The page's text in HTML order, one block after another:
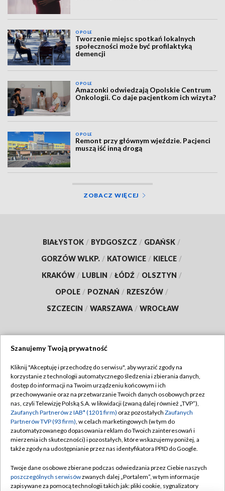
OPOLE
Tworzenie miejsc spotkań lokalnych
społeczności może być profilaktyką
demencji
OPOLE
Amazonki odwiedzają Opolskie Centrum
Onkologii. Co daje pacjentkom ich wizyta?
OPOLE
Remont przy głównym wjeździe. Pacjenci
muszą iść inną drogą
ZOBACZ WIĘCEJ
BIAŁYSTOK / BYDGOSZCZ / GDAŃSK /
GORZÓW WLKP. / KATOWICE / KIELCE /
KRAKÓW / LUBLIN / ŁÓDŹ / OLSZTYN /
OPOLE / POZNAŃ / RZESZÓW /
SZCZECIN / WARSZAWA / WROCŁAW
TVP
Abonament TVP
Emisja w TVP
Centrum informacji TVP
Naziemna Telewizja Cyfrowa
Rada Programowa
Regulamin TVP
Polityka prywatności
Moje zgody
Pomoc
Kontakt
Szanujemy Twoją prywatność
Kliknij "Akceptuję i przechodzę do serwisu", aby wyrazić zgody na
korzystanie z technologii automatycznego śledzenia i zbierania danych,
dostęp do informacji na Twoim urządzeniu końcowym i ich
przechowywanie oraz na przetwarzanie Twoich danych osobowych przez
nas, czyli Telewizję Polską S.A. w likwidacji (zwaną dalej również „TVP”),
Zaufanych Partnerów z IAB* (1201 firm) oraz pozostałych Zaufanych
Partnerów TVP (93 firm), w celach marketingowych (w tym do
zautomatyzowanego dopasowania reklam do Twoich zainteresowań i
mierzenia ich skuteczności) i pozostałych, które wskazujemy poniżej, a
także zgody na udostępnianie przez nas identyfikatora PPID do Google.
Twoje dane osobowe zbierane podczas odwiedzania przez Ciebie naszych
poszczególnych serwisówzwanych dalej „Portalem”, w tym informacje
zapisywane za pomocą technologii takich jak: pliki cookie, sygnalizatory